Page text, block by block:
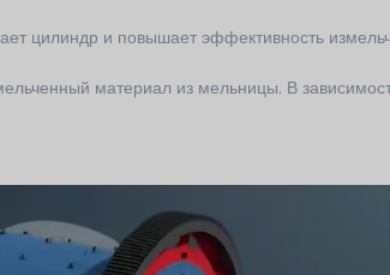
цилиндр и повышает эффективность
материал из мельницы. В